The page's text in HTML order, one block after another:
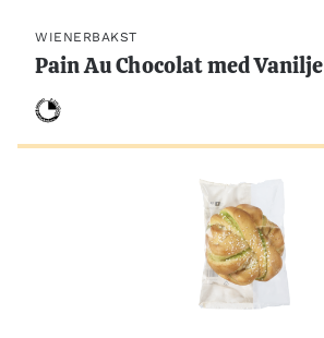
WIENERBAKST
Pain Au Chocolat med Vanilje